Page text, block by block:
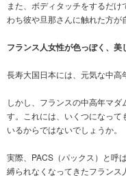
また、ボディタッチをするだ
わち彼や旦那さんに触れた方が
フランス人女性が色っぽく、美
長寿大国日本には、元気な中高
しかし、フランスの中高年マ
す。これには、いくつになっ
いるからではないでしょうか。
実際、PACS（パックス）と呼
縛られなくなってきたフラン